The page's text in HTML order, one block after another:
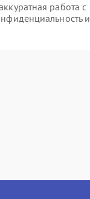
работа с
и